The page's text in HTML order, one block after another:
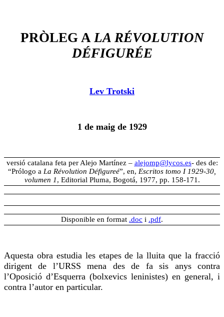
PRÒLEG ALA RÉVOLUTION
DÉFIGURÉE
Lev Trotski
1 de maig de 1929
versió catalana feta per Alejo Martínez – alejomp@lycos.es- des de:
“Prólogo a La Révolution Défigureé”, en, Escritos tomo I 1929-30,
volumen 1, Editorial Pluma, Bogotá, 1977, pp. 158-171.
Disponible en format .doc i .pdf.
Aquesta obra estudia les etapes de la lluita que la fracció
dirigent de l’URSS mena des de fa sis anys contra
l’Oposició d’Esquerra (bolxevics leninistes) en general, i
contra l’autor en particular.